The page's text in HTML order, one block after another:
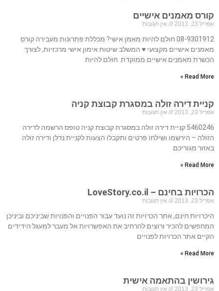
קורס מאמנים אישיים
אפריל 23, 2013 אין תגובות
08-9301912 חולם להיות מאמן אישי? מכללת פתרונות מעבירה קורס
מאמנים אישיים מקצועי ♥ המשלב שיטות אימון אישי מרכזיות, לצורך
הכשרת מאמנים אישיים ממוקדת. חולם להיות
Read More »
קניית דירה זולה במסגרת קבוצת קניה
אפריל 23, 2013 אין תגובות
5460246 קניית דירה זולה במסגרת קבוצת קניה טופס הרשמה לדירה
הזולה – הירשמו ושילחו פרטים ותקבלו הצעות לקניית נדלן ודירה זולה
באזור מגוריכם
Read More »
הכרויות בחינם – LoveStory.co.il
אפריל 23, 2013 אין תגובות
היכרויות חינם, אתר הכרויות זה נועד עבור הפנויים והפנויות שביניכם וביניכן
המחפשים להכיר ורוצים להרחיב את האפשרויות אל מעבר למעגל הידידים
הקיים אתר הכרויות לפנויים
Read More »
גירושין בהתאמה אישית
אפריל 23, 2013 אין תגובות